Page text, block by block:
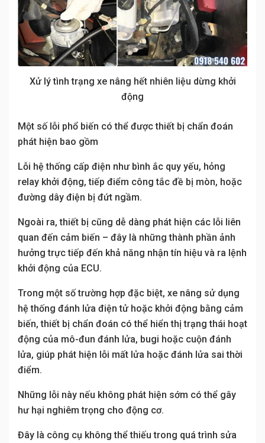
Xử lý tình trạng xe nâng hết nhiên liệu dừng khởi
động
Một số lỗi phổ biến có thể được thiết bị chẩn đoán
phát hiện bao gồm
Lỗi hệ thống cấp điện như bình ắc quy yếu, hỏng
relay khởi động, tiếp điểm công tắc đề bị mòn, hoặc
đường dây điện bị đứt ngầm.
Ngoài ra, thiết bị cũng dễ dàng phát hiện các lỗi liên
quan đến cảm biến – đây là những thành phần ảnh
hưởng trực tiếp đến khả năng nhận tín hiệu và ra lệnh
khởi động của ECU.
Trong một số trường hợp đặc biệt, xe nâng sử dụng
hệ thống đánh lửa điện tử hoặc khởi động bằng cảm
biến, thiết bị chẩn đoán có thể hiển thị trạng thái hoạt
động của mô-đun đánh lửa, bugi hoặc cuộn đánh
lửa, giúp phát hiện lỗi mất lửa hoặc đánh lửa sai thời
điểm.
Những lỗi này nếu không phát hiện sớm có thể gây
hư hại nghiêm trọng cho động cơ.
Đây là công cụ không thể thiếu trong quá trình sửa